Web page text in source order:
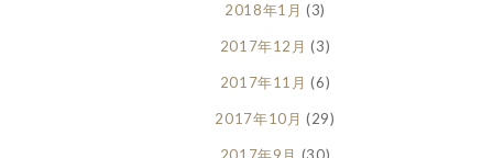
2018年1月 (3)
2017年12月 (3)
2017年11月 (6)
2017年10月 (29)